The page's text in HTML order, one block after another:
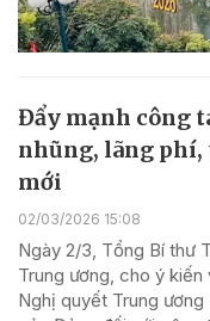
Đẩy mạnh công
nhũng, lãng phí,
mới
02/03/2026 15:08
Ngày 2/3, Tổng Bí thư
Trung ương, cho ý
Nghị quyết Trung